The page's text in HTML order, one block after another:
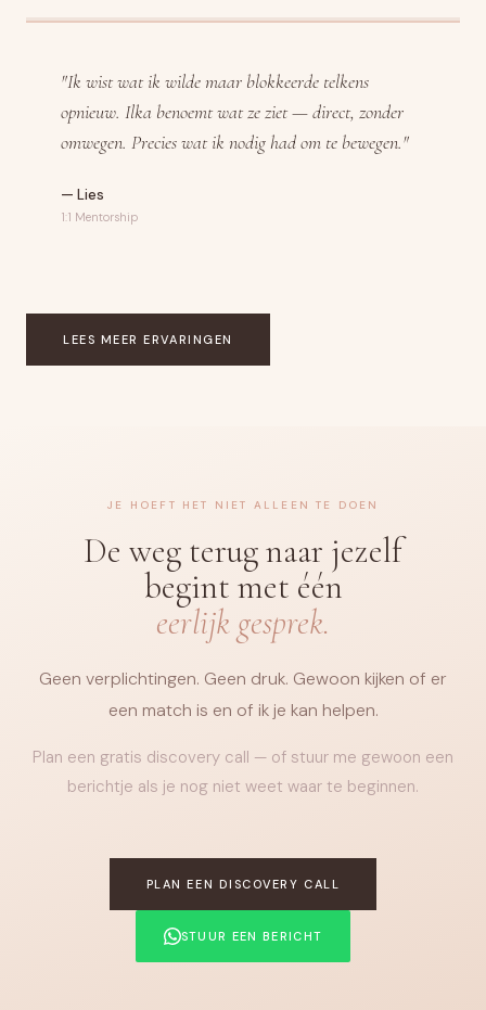
"Ik wist wat ik wilde maar blokkeerde telkens
opnieuw. Ilka benoemt wat ze ziet — direct, zonder
omwegen. Precies wat ik nodig had om te bewegen."
— Lies
1:1 Mentorship
LEES MEER ERVARINGEN
JE HOEFT HET NIET ALLEEN TE DOEN
De weg terug naar jezelf
begint met één
eerlijk gesprek.
Geen verplichtingen. Geen druk. Gewoon kijken of er
een match is en of ik je kan helpen.
Plan een gratis discovery call — of stuur me gewoon een
berichtje als je nog niet weet waar te beginnen.
PLAN EEN DISCOVERY CALL
STUUR EEN BERICHT